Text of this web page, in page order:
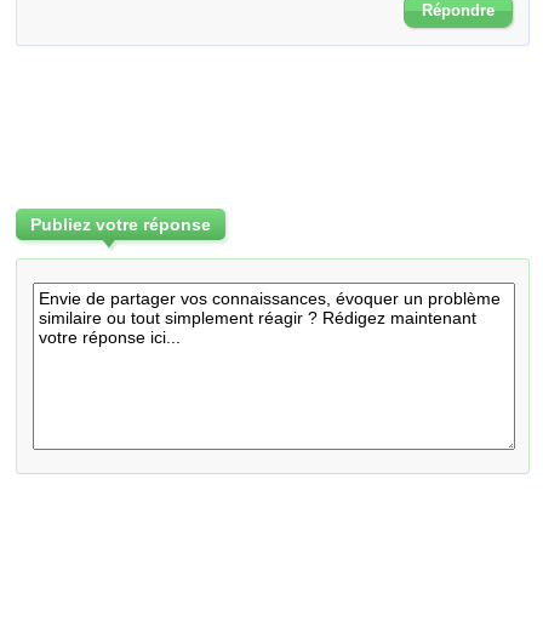
Répondre
Publiez votre réponse